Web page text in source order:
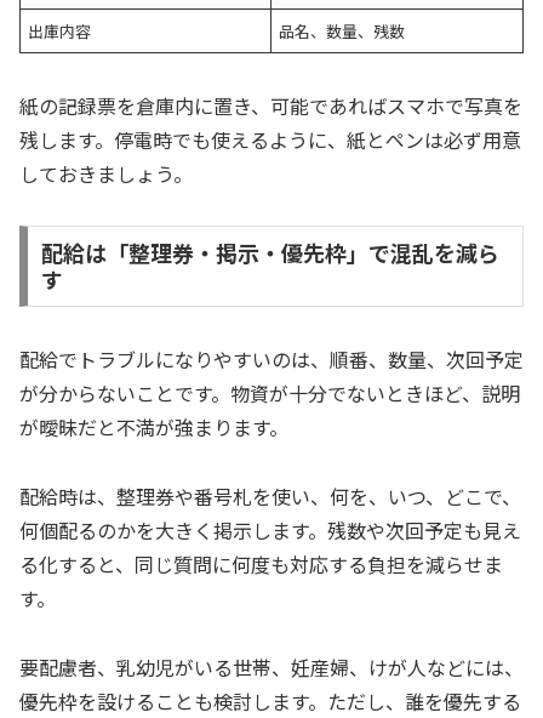
出庫内容
品名、数量、残数
紙の記録票を倉庫内に置き、可能であればスマホで写真を
残します。停電時でも使えるように、紙とペンは必ず用意
しておきましょう。
配給は「整理券・掲示・優先枠」で混乱を減ら
す
配給でトラブルになりやすいのは、順番、数量、次回予定
が分からないことです。物資が十分でないときほど、説明
が曖昧だと不満が強まります。
配給時は、整理券や番号札を使い、何を、いつ、どこで、
何個配るのかを大きく掲示します。残数や次回予定も見え
る化すると、同じ質問に何度も対応する負担を減らせま
す。
要配慮者、乳幼児がいる世帯、妊産婦、けが人などには、
優先枠を設けることも検討します。ただし、誰を優先する